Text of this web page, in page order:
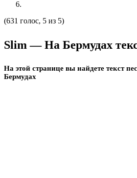
(631 голос, 5 из 5)
Slim — На Бермудах
На этой странице вы найдете текст
Бермудах